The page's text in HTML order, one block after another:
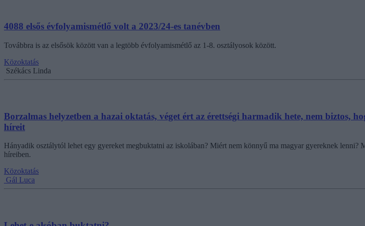
4088 elsős évfolyamismétlő volt a 2023/24-es tanévben
Továbbra is az elsősök között van a legtöbb évfolyamismétlő az 1-8. osztályosok között.
Közoktatás
Székács Linda
Borzalmas helyzetben a hazai oktatás, véget ért az érettségi harmadik hete, nem biztos,
híreit
Hányadik osztálytól lehet egy gyereket megbuktatni az iskolában? Miért nem könnyű ma magyar gyereknek
híreiben.
Közoktatás
Gál Luca